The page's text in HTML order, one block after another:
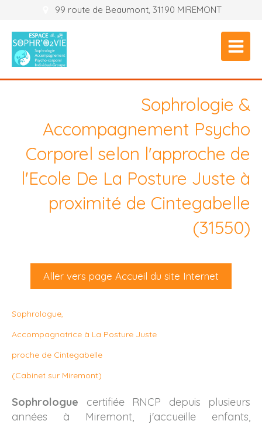
99 route de Beaumont, 31190 MIREMONT
Sophrologie &
Accompagnement Psycho
Corporel selon l'approche de
l'Ecole De La Posture Juste à
proximité de Cintegabelle
(31550)
Aller vers page Accueil du site Internet
Sophrologue,
Accompagnatrice à La Posture Juste
proche de Cintegabelle
(Cabinet sur Miremont)
Sophrologue certifiée RNCP depuis plusieurs
années à Miremont, j'accueille enfants,